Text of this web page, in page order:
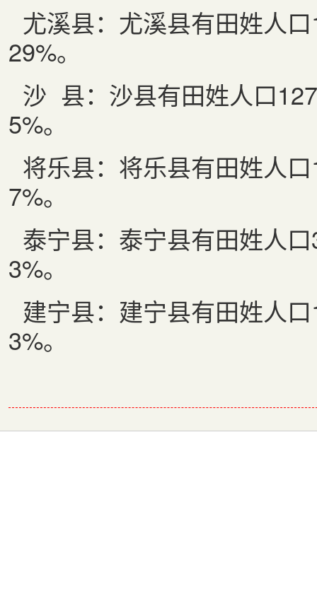
尤溪县：尤溪县有田姓人口
29%。
沙 县：沙县有田姓人口127
5%。
将乐县：将乐县有田姓人口
7%。
泰宁县：泰宁县有田姓人口
3%。
建宁县：建宁县有田姓人口
3%。